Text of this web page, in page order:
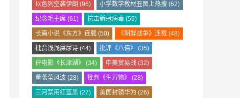
以色列空袭伊朗 (96) 小学数学教材丑图上热搜 (62)
纪念毛主席 (61) 抗击新冠病毒 (59)
长篇小说《东方》连载 (50) 《朝鲜战争》连载 (48)
批贾浅浅屎尿诗 (44) 批评《八佰》 (35)
评电影《长津湖》 (34) 中美贸易战 (32)
董袭莹风波 (28) 批判《生万物》 (28)
三河禁用红蓝黑 (27) 美国封锁华为 (26)